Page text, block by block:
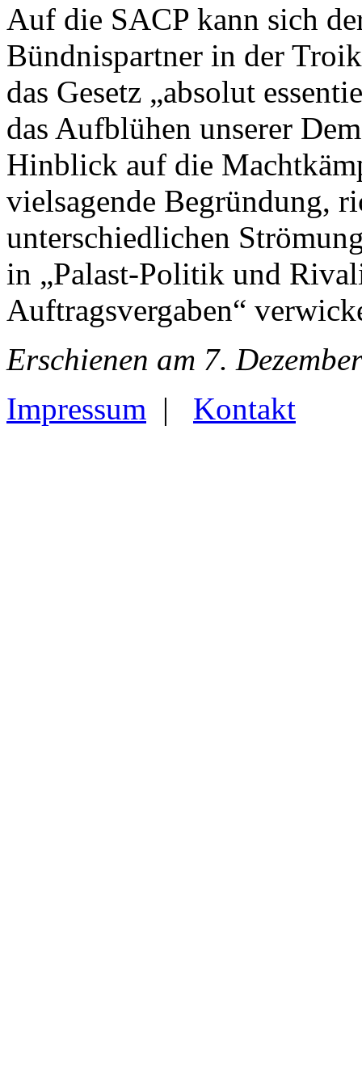
Auf die SACP kann sich
Bündnispartner in der
das Gesetz „absolut
das Aufblühen unserer
Hinblick auf die
vielsagende Begründung,
unterschiedlichen
in „Palast-Politik und
Auftragsvergaben“
Erschienen am 7.
Impressum | Kontakt